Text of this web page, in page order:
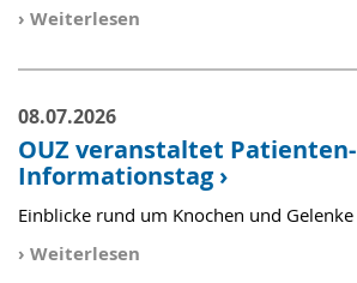
› Weiterlesen
08.07.2026
OUZ veranstaltet Patienten-
Informationstag ›
Einblicke rund um Knochen und Gelenke
› Weiterlesen